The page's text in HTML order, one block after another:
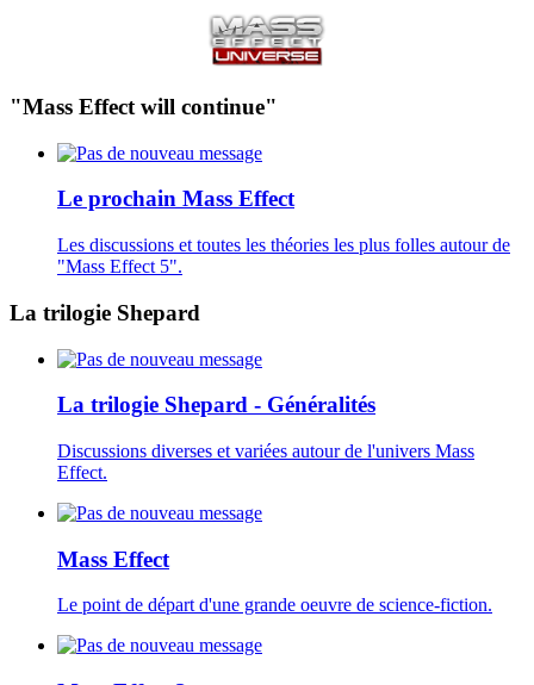
"Mass Effect will continue"
Le prochain Mass Effect
Les discussions et toutes les théories les plus folles autour de
"Mass Effect 5".
La trilogie Shepard
La trilogie Shepard - Généralités
Discussions diverses et variées autour de l'univers Mass
Effect.
Mass Effect
Le point de départ d'une grande oeuvre de science-fiction.